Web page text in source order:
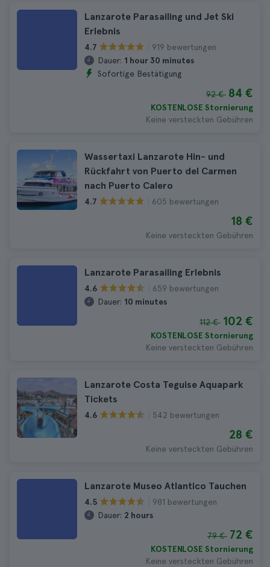
Lanzarote Parasailing und Jet Ski
Erlebnis
4.7
919 bewertungen
Dauer: 1 hour 30 minutes
Sofortige Bestätigung
92 € 84 €
KOSTENLOSE Stornierung
Keine versteckten Gebühren
Wassertaxi Lanzarote Hin- und
Rückfahrt von Puerto del Carmen
nach Puerto Calero
4.7 605 bewertungen
18 €
Keine versteckten Gebühren
Lanzarote Parasailing Erlebnis
4.6
659 bewertungen
Dauer: 10 minutes
112 € 102 €
KOSTENLOSE Stornierung
Keine versteckten Gebühren
Lanzarote Costa Teguise Aquapark
Tickets
4.6 542 bewertungen
28 €
Keine versteckten Gebühren
Lanzarote Museo Atlantico Tauchen
4.5
981 bewertungen
Dauer: 2 hours
79 € 72 €
KOSTENLOSE Stornierung
Keine versteckten Gebühren